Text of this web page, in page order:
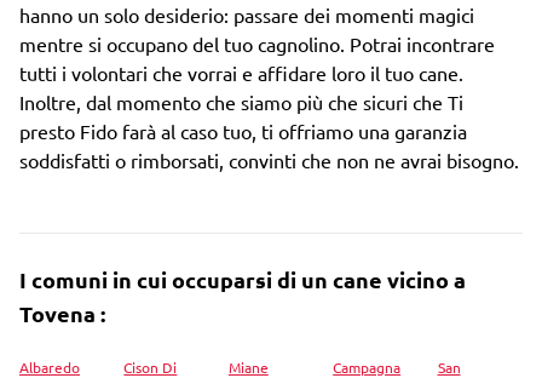
hanno un solo desiderio: passare dei momenti magici
mentre si occupano del tuo cagnolino. Potrai incontrare
tutti i volontari che vorrai e affidare loro il tuo cane.
Inoltre, dal momento che siamo più che sicuri che Ti
presto Fido farà al caso tuo, ti offriamo una garanzia
soddisfatti o rimborsati, convinti che non ne avrai bisogno.
I comuni in cui occuparsi di un cane vicino a
Tovena :
Albaredo
Cison Di
Miane
Campagna
San